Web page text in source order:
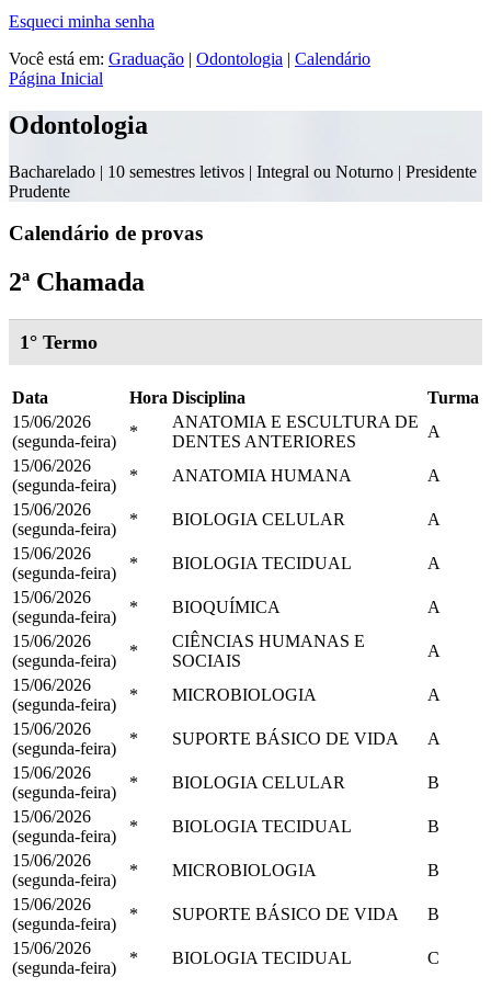
Esqueci minha senha
Você está em: Graduação | Odontologia | Calendário
Página Inicial
Odontologia
Bacharelado | 10 semestres letivos | Integral ou Noturno | Presidente
Prudente
Calendário de provas
2ª Chamada
1° Termo
Data Hora Disciplina
Turma
15/06/2026
(segunda-feira)
*
ANATOMIA E ESCULTURA DE
DENTES ANTERIORES
A
15/06/2026
(segunda-feira)
* ANATOMIA HUMANA
A
15/06/2026
(segunda-feira)
* BIOLOGIA CELULAR
A
15/06/2026
(segunda-feira)
* BIOLOGIA TECIDUAL
A
15/06/2026
(segunda-feira)
* BIOQUÍMICA
A
15/06/2026
(segunda-feira)
*
CIÊNCIAS HUMANAS E
SOCIAIS
A
15/06/2026
(segunda-feira)
* MICROBIOLOGIA
A
15/06/2026
(segunda-feira)
* SUPORTE BÁSICO DE VIDA
A
15/06/2026
(segunda-feira)
* BIOLOGIA CELULAR
B
15/06/2026
(segunda-feira)
* BIOLOGIA TECIDUAL
B
15/06/2026
(segunda-feira)
* MICROBIOLOGIA
B
15/06/2026
(segunda-feira)
* SUPORTE BÁSICO DE VIDA
B
15/06/2026
(segunda-feira)
* BIOLOGIA TECIDUAL C